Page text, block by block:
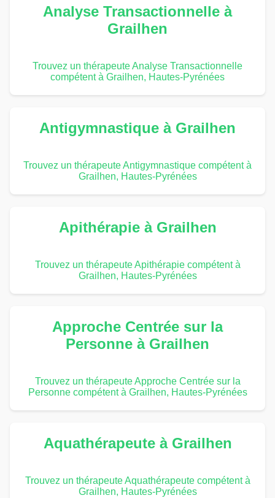
Analyse Transactionnelle à
Grailhen
Trouvez un thérapeute Analyse Transactionnelle
compétent à Grailhen, Hautes-Pyrénées
Antigymnastique à Grailhen
Trouvez un thérapeute Antigymnastique compétent à
Grailhen, Hautes-Pyrénées
Apithérapie à Grailhen
Trouvez un thérapeute Apithérapie compétent à
Grailhen, Hautes-Pyrénées
Approche Centrée sur la
Personne à Grailhen
Trouvez un thérapeute Approche Centrée sur la
Personne compétent à Grailhen, Hautes-Pyrénées
Aquathérapeute à Grailhen
Trouvez un thérapeute Aquathérapeute compétent à
Grailhen, Hautes-Pyrénées